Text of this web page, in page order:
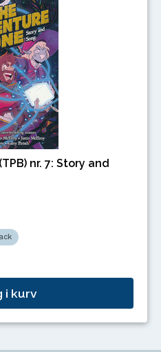
nr. 7: Story and
i kurv